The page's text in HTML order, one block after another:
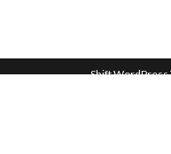
Shift WordPress